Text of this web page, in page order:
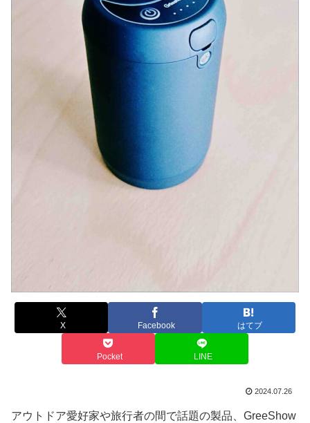
X Facebook はてブ
Pocket LINE
2024.07.26
アウトドア愛好家や旅行者の間で話題の製品、GreeShow